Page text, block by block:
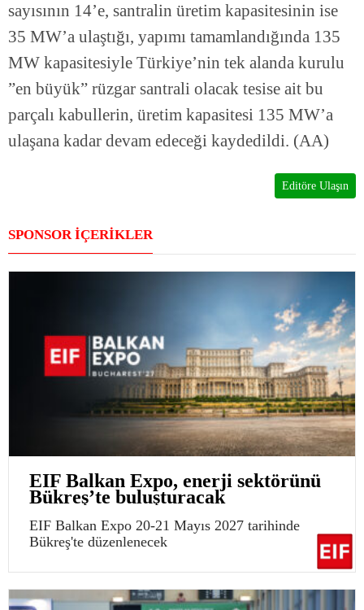
sayısının 14’e, santralin üretim kapasitesinin ise
35 MW’a ulaştığı, yapımı tamamlandığında 135
MW kapasitesiyle Türkiye’nin tek alanda kurulu
”en büyük” rüzgar santrali olacak tesise ait bu
parçalı kabullerin, üretim kapasitesi 135 MW’a
ulaşana kadar devam edeceği kaydedildi. (AA)
Editöre Ulaşın
SPONSOR İÇERİKLER
EIF Balkan Expo, enerji sektörünü
Bükreş’te buluşturacak
EIF Balkan Expo 20-21 Mayıs 2027 tarihinde
Bükreş'te düzenlenecek